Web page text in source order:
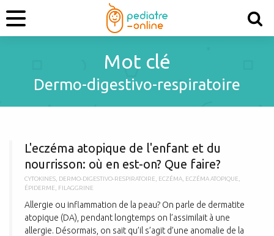
Mot clé
Dermo-digestivo-respiratoire
L'eczéma atopique de l'enfant et du
nourrisson: où en est-on? Que faire?
CYTOKINES DERMO-DIGESTIVO-RESPIRATOIRE ECZÉMA ECZÉMA ATOPIQUE
ÉPIDERME
FILAGGRINE
Allergie ou inflammation de la peau? On parle de dermatite
atopique (DA), pendant longtemps on l’assimilait à une
allergie. Désormais, on sait qu’il s’agit d’une anomalie de la